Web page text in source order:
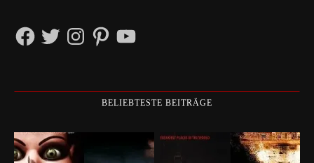
FacebookTwitterInstagramPinterestYouTube
BELIEBTESTE BEITRÄGE